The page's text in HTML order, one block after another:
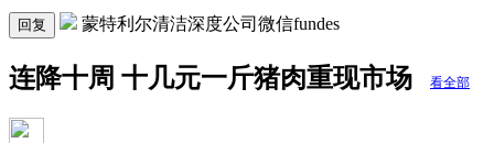
回复 蒙特利尔清洁深度公司微信fundes
连降十周 十几元一斤猪肉重现市场 看全部